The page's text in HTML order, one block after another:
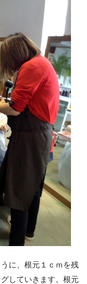
に、根元１ｃｍを残
していきます。根元